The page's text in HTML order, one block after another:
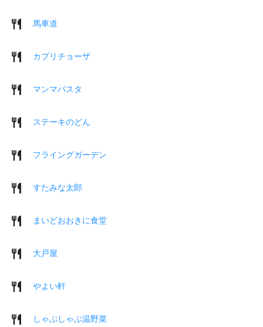
馬車道
カプリチョーザ
マンマパスタ
ステーキのどん
フライングガーデン
すたみな太郎
まいどおおきに食堂
大戸屋
やよい軒
しゃぶしゃぶ温野菜